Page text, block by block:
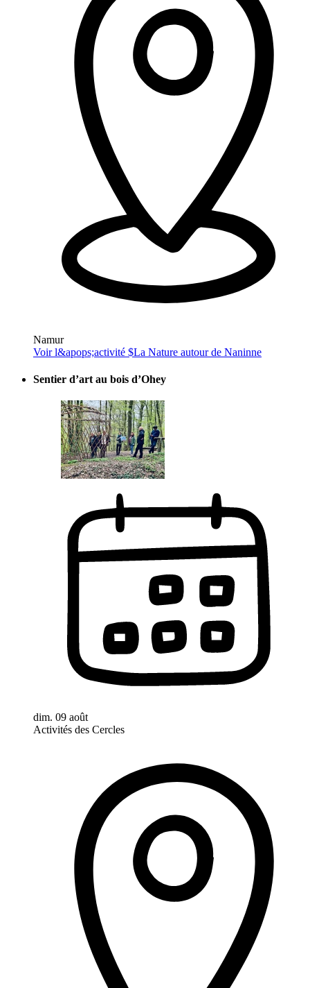
Namur
Voir l&apops;activité $La Nature autour de Naninne
Sentier d’art au bois d’Ohey
dim. 09 août
Activités des Cercles